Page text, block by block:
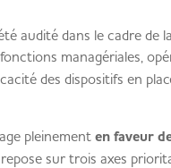
audité dans le cadre de
managériales,
des dispositifs en
pleinement en faveur
sur trois axes